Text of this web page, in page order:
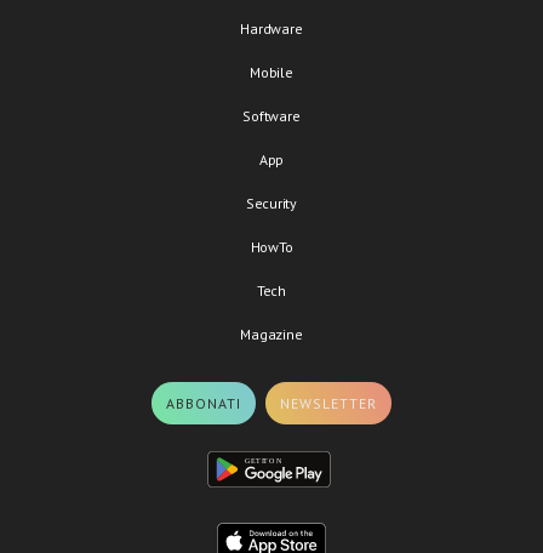
Hardware
Mobile
Software
App
Security
HowTo
Tech
Magazine
ABBONATI NEWSLETTER